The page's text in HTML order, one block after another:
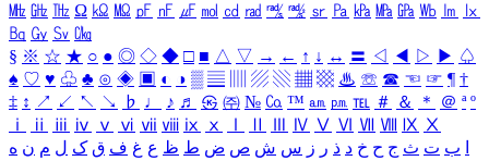
㎒ ㎓ ㎔ Ω ㏀ ㏁ ㎊ ㎋ ㎌ ㏖ ㏅ ㎭ ㎮ ㎯ ㏛ ㎩ ㎪ ㎫ ㎬ ㏝ ㏐
㏓
㏃ ㏉ ㏜ ㏆
§ ※ ☆ ★ ○ ● ◎ ◇ ◆ □ ■ △ ▽ → ← ↑ ↓ ↔ 〓 ◁ ◀ ▷ ▶ ♤
♠ ♡ ♥ ♧ ♣ ⊙ ◈ ▣ ◐ ◑ ▒ ▤ ▨ ▧ ▦ ▩ ♨ ☏ ☎ ☜ ☞ ¶ †
‡ ↕ ↗ ↙ ↖ ↘ ♭ ♩ ♪ ♬ ㉿ ㈜ № ㏇ ™ ㏂ ㏘ ℡ ＃ ＆ ＊ ＠ ª º
ⅰ
ⅱ ⅲ ⅳ ⅴ ⅵ ⅶ ⅷ ⅸ ⅹ Ⅳ Ⅴ Ⅵ Ⅶ Ⅷ Ⅸ Ⅹ
ب ت ث ج ح خ د ذ ر ز س ش ص ض ط ظ ع غ ف ق ک ل م ن ه